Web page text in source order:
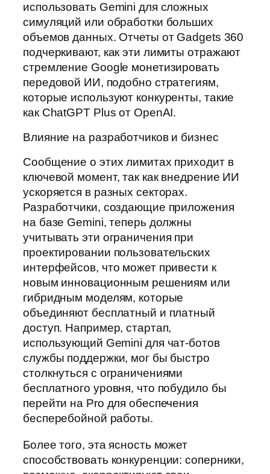
использовать Gemini для сложных
симуляций или обработки больших
объемов данных. Отчеты от Gadgets 360
подчеркивают, как эти лимиты отражают
стремление Google монетизировать
передовой ИИ, подобно стратегиям,
которые используют конкуренты, такие
как ChatGPT Plus от OpenAI.
Влияние на разработчиков и бизнес
Сообщение о этих лимитах приходит в
ключевой момент, так как внедрение ИИ
ускоряется в разных секторах.
Разработчики, создающие приложения
на базе Gemini, теперь должны
учитывать эти ограничения при
проектировании пользовательских
интерфейсов, что может привести к
новым инновационным решениям или
гибридным моделям, которые
объединяют бесплатный и платный
доступ. Например, стартап,
использующий Gemini для чат-ботов
службы поддержки, мог бы быстро
столкнуться с ограничениями
бесплатного уровня, что побудило бы
перейти на Pro для обеспечения
бесперебойной работы.
Более того, эта ясность может
способствовать конкуренции: соперники,